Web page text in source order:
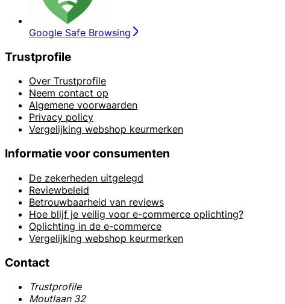
Google Safe Browsing
Trustprofile
Over Trustprofile
Neem contact op
Algemene voorwaarden
Privacy policy
Vergelijking webshop keurmerken
Informatie voor consumenten
De zekerheden uitgelegd
Reviewbeleid
Betrouwbaarheid van reviews
Hoe blijf je veilig voor e-commerce oplichting?
Oplichting in de e-commerce
Vergelijking webshop keurmerken
Contact
Trustprofile
Moutlaan 32